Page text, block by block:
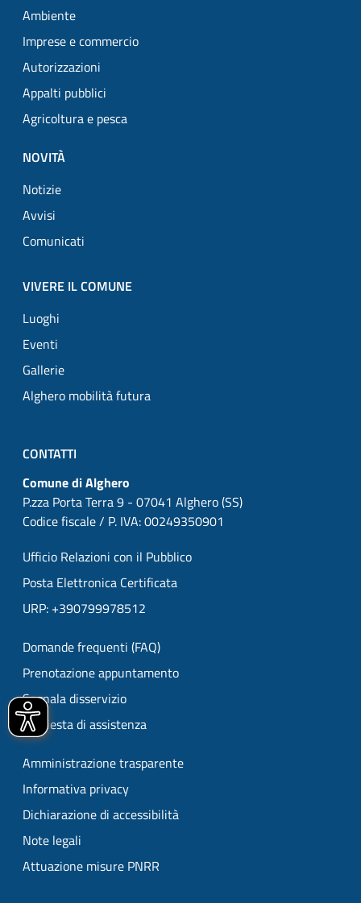
Ambiente
Imprese e commercio
Autorizzazioni
Appalti pubblici
Agricoltura e pesca
NOVITÀ
Notizie
Avvisi
Comunicati
VIVERE IL COMUNE
Luoghi
Eventi
Gallerie
Alghero mobilità futura
CONTATTI
Comune di Alghero
P.zza Porta Terra 9 - 07041 Alghero (SS)
Codice fiscale / P. IVA: 00249350901
Ufficio Relazioni con il Pubblico
Posta Elettronica Certificata
URP: +390799978512
Domande frequenti (FAQ)
Prenotazione appuntamento
Segnala disservizio
Richiesta di assistenza
Amministrazione trasparente
Informativa privacy
Dichiarazione di accessibilità
Note legali
Attuazione misure PNRR